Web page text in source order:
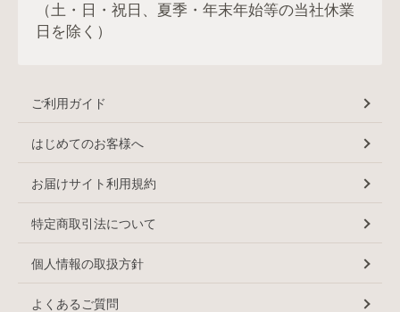
（土・日・祝日、夏季・年末年始等の当社休業
日を除く）
ご利用ガイド
はじめてのお客様へ
お届けサイト利用規約
特定商取引法について
個人情報の取扱方針
よくあるご質問